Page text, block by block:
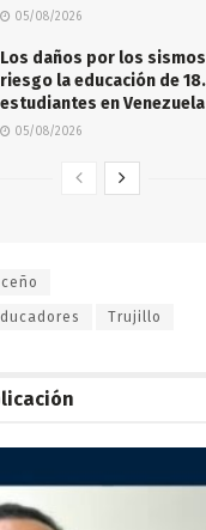
05/08/2026
Los daños por los
riesgo la educación de
estudiantes en Venezuela
05/08/2026
Trujillo